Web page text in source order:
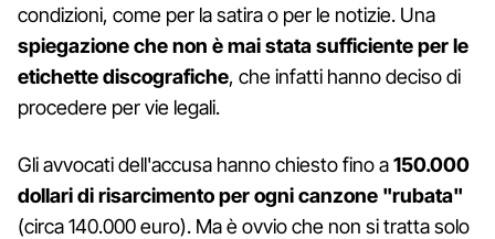
condizioni, come per la satira o per le notizie. Una
spiegazione che non è mai stata sufficiente per le
etichette discografiche, che infatti hanno deciso di
procedere per vie legali.
Gli avvocati dell'accusa hanno chiesto fino a150.000
dollari di risarcimento per ogni canzone "rubata"
(circa 140.000 euro). Ma è ovvio che non si tratta solo